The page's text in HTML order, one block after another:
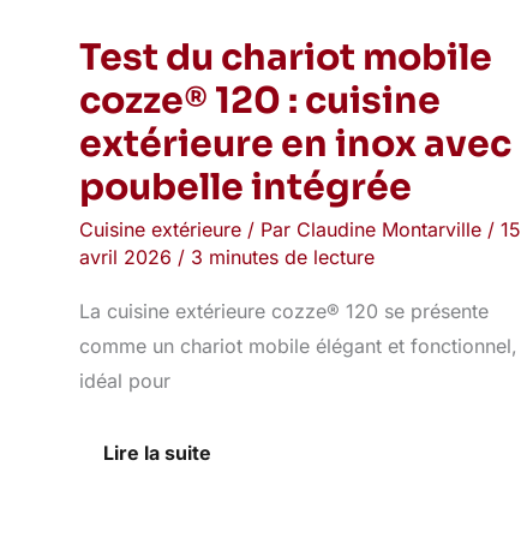
Test du chariot mobile
cozze® 120 : cuisine
extérieure en inox avec
poubelle intégrée
Cuisine extérieure / Par Claudine Montarville / 15
avril 2026 / 3 minutes de lecture
La cuisine extérieure cozze® 120 se présente
comme un chariot mobile élégant et fonctionnel,
idéal pour
Lire la suite